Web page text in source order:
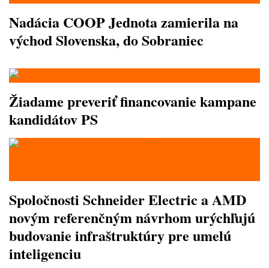
Nadácia COOP Jednota zamierila na
východ Slovenska, do Sobraniec
Žiadame preveriť financovanie kampane
kandidátov PS
Spoločnosti Schneider Electric a AMD
novým referenčným návrhom urýchľujú
budovanie infraštruktúry pre umelú
inteligenciu